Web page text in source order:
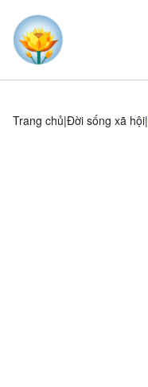
Trang chủ Đời sống xã hội